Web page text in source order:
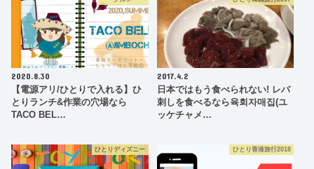
2020.8.30
【電源アリ/ひとりで入れる】ひ
とりランチ&作業の穴場なら
TACO BEL…
2017.4.2
日本ではもう食べられない! レバ
刺しを食べるなら육회자매집(ユ
ッケチャメ…
ひとりディズニー ひとり香港旅行2018